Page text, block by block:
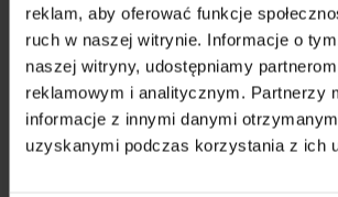
reklam, aby oferować funkcje
ruch w naszej witrynie. Informacje o
naszej witryny, udostępniamy
reklamowym i analitycznym. Partnerzy
informacje z innymi danymi
uzyskanymi podczas korzystania z ich
CD
Na magazynie
Linkin Park: From
Blue Vinyl)